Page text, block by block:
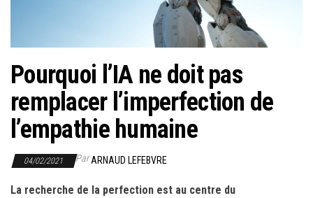
Pourquoi l’IA ne doit pas
remplacer l’imperfection de
l’empathie humaine
04/02/2021 ParARNAUD LEFEBVRE
La recherche de la perfection est au centre du